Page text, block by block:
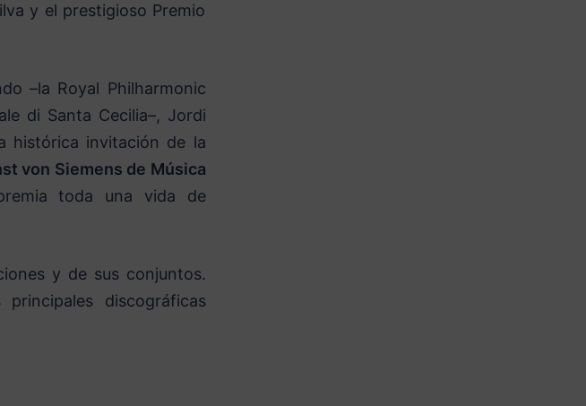
y el prestigioso Premio
–la Royal Philharmonic
di Santa Cecilia–, Jordi
histórica invitación de la
von Siemens de Música
toda una vida de
y de sus conjuntos.
discográficas